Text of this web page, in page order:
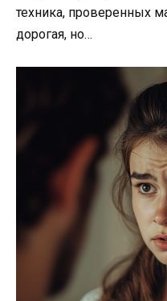
техника, проверенных
дорогая, но…